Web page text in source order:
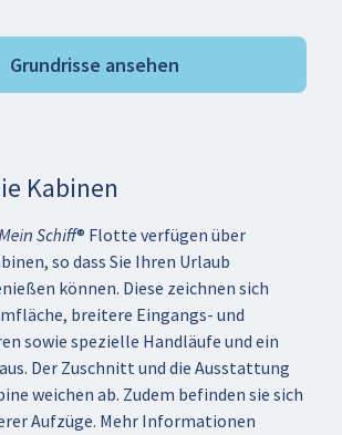
Grundrisse ansehen
Kabinen
Schiff® Flotte verfügen über
so dass Sie Ihren Urlaub
können. Diese zeichnen sich
breitere Eingangs- und
sowie spezielle Handläufe und ein
Der Zuschnitt und die Ausstattung
weichen ab. Zudem befinden sie sich
Aufzüge. Mehr Informationen